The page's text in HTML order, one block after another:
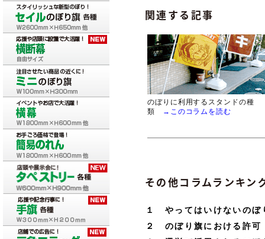
関連する記事
のぼりに利用するスタンドの種
類 →このコラムを読む
その他コラムランキン
１ やってはいけないのぼ
２ のぼり旗における許可